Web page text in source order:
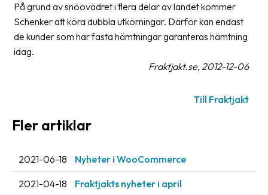
Skrivarinställningar
Nedladdningar
Streckkodsläsare
På grund av snöovädret i flera delar av landet kommer
Schenker att köra dubbla utkörningar. Därför kan endast
de kunder som har fasta hämtningar garanteras hämtning
idag.
Fraktjakt.se, 2012-12-06
Till Fraktjakt
Fler artiklar
2021-06-18 Nyheter i WooCommerce
2021-04-18 Fraktjakts nyheter i april